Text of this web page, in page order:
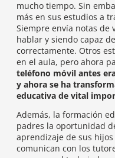
mucho tiempo. Sin
más en sus estudios a
Siempre envía notas de
hablar y siendo capaz
correctamente. Otros
en el aula, pero ahora
teléfono móvil antes
y ahora se ha
educativa de vital
Además, la formación
padres la oportunidad
aprendizaje de sus
comunican con los